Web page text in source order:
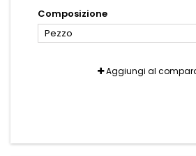
Composizione
Pezzo
Aggiungi al